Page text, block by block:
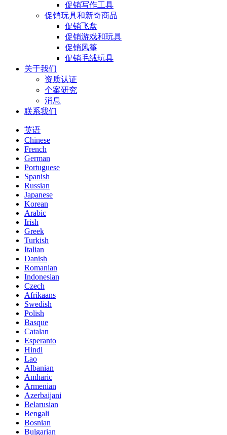
促销写作工具
促销玩具和新奇商品
促销飞盘
促销游戏和玩具
促销风筝
促销毛绒玩具
关于我们
资质认证
个案研究
消息
联系我们
英语
Chinese
French
German
Portuguese
Spanish
Russian
Japanese
Korean
Arabic
Irish
Greek
Turkish
Italian
Danish
Romanian
Indonesian
Czech
Afrikaans
Swedish
Polish
Basque
Catalan
Esperanto
Hindi
Lao
Albanian
Amharic
Armenian
Azerbaijani
Belarusian
Bengali
Bosnian
Bulgarian